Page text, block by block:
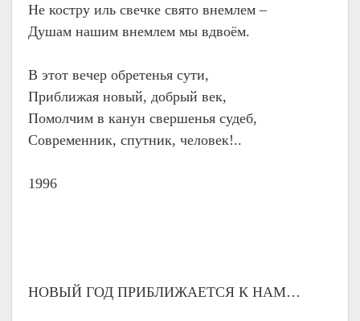
Не костру иль свечке свято внемлем –
Душам нашим внемлем мы вдвоём.
В этот вечер обретенья сути,
Приближая новый, добрый век,
Помолчим в канун свершенья судеб,
Современник, спутник, человек!..
1996
НОВЫЙ ГОД ПРИБЛИЖАЕТСЯ К НАМ…